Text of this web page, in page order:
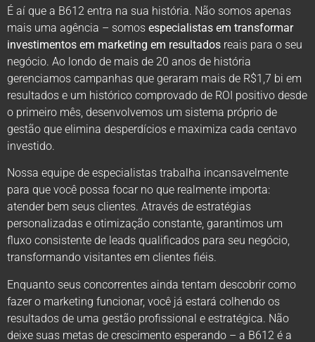
É aí que a B612 entra na sua história. Não somos apenas
mais uma agência – somos especialistas em transformar
investimentos em marketing em resultados reais para o seu
negócio. Ao londo de mais de 20 anos de história
gerenciamos campanhas que geraram mais de R$1,7 bi em
resultados e um histórico comprovado de ROI positivo desde
o primeiro mês, desenvolvemos um sistema próprio de
gestão que elimina desperdícios e maximiza cada centavo
investido.
Nossa equipe de especialistas trabalha incansavelmente
para que você possa focar no que realmente importa:
atender bem seus clientes. Através de estratégias
personalizadas e otimização constante, garantimos um
fluxo consistente de leads qualificados para seu negócio,
transformando visitantes em clientes fiéis.
Enquanto seus concorrentes ainda tentam descobrir como
fazer o marketing funcionar, você já estará colhendo os
resultados de uma gestão profissional e estratégica. Não
deixe suas metas de crescimento esperando – a B612 é a